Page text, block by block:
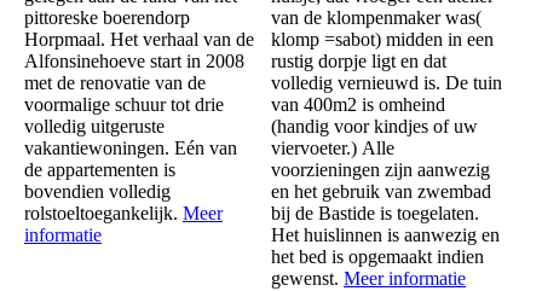
pittoreske boerendorp
Horpmaal. Het verhaal van de
Alfonsinehoeve start in 2008
met de renovatie van de
voormalige schuur tot drie
volledig uitgeruste
vakantiewoningen. Eén van
de appartementen is
bovendien volledig
rolstoeltoegankelijk. Meer
informatie
van de klompenmaker was(
klomp =sabot) midden in een
rustig dorpje ligt en dat
volledig vernieuwd is. De tuin
van 400m2 is omheind
(handig voor kindjes of uw
viervoeter.) Alle
voorzieningen zijn aanwezig
en het gebruik van zwembad
bij de Bastide is toegelaten.
Het huislinnen is aanwezig en
het bed is opgemaakt indien
gewenst. Meer informatie